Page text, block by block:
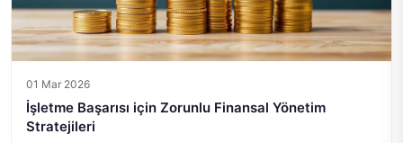
01 Mar 2026
İşletme Başarısı için Zorunlu Finansal Yönetim
Stratejileri